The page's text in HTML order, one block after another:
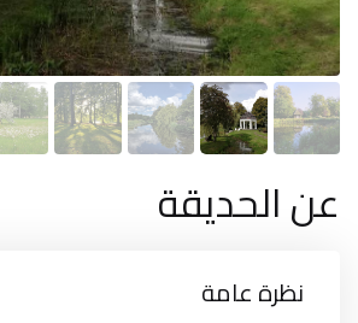
عن الحديقة
نظرة عامة